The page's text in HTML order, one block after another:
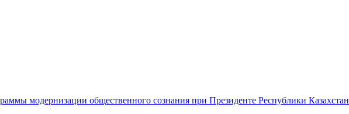
модернизации общественного сознания при Президенте Республики Казахстан